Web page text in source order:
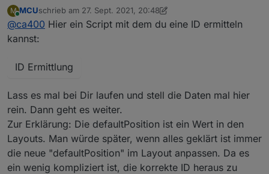
Werte per Script direkt in den Code von Jarvis
schreiben zu lassen, was ich aber als arg unsauber
M
Online
MCUschrieb am 27. Sept. 2021, 20:48
zuletzt editiert von MCU
@ca400 Hier ein Script mit dem du eine ID ermitteln
kannst:
ID Ermittlung
Lass es mal bei Dir laufen und stell die Daten mal hier
rein. Dann geht es weiter.
Zur Erklärung: Die defaultPosition ist ein Wert in den
Layouts. Man würde später, wenn alles geklärt ist immer
die neue "defaultPosition" im Layout anpassen. Da es
ein wenig kompliziert ist, die korrekte ID heraus zu